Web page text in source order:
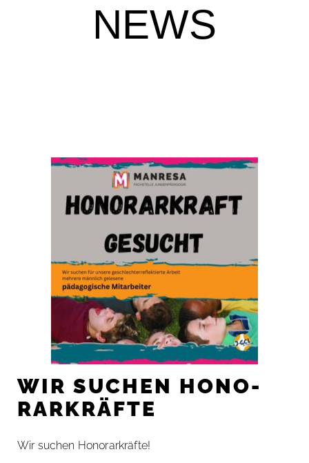
NEWS
WIR SU­CHEN HO­NO­
RAR­KRÄF­TE
Wir su­chen Ho­no­rar­kräf­te!